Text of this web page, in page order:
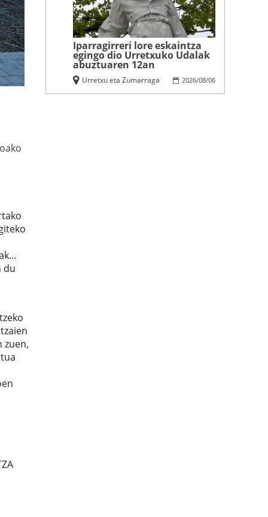
du
zuen,
Iparragirreri lore eskaintza
egingo dio Urretxuko Udalak
abuztuaren 12an
2026/08/06
Urretxu eta Zumarraga